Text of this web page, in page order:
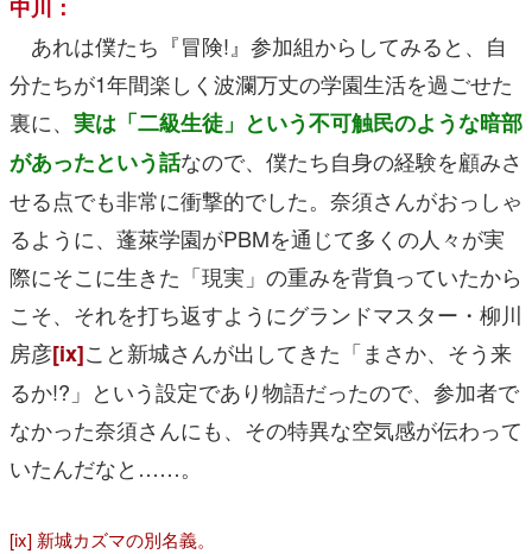
中川：
あれは僕たち『冒険!』参加組からしてみると、自
分たちが1年間楽しく波瀾万丈の学園生活を過ごせた
裏に、 実は「二級生徒」という不可触民のような暗部
があったという話なので、僕たち自身の経験を顧みさ
せる点でも非常に衝撃的でした。奈須さんがおっしゃ
るように、蓬萊学園がPBMを通じて多くの人々が実
際にそこに生きた「現実」の重みを背負っていたから
こそ、それを打ち返すようにグランドマスター・柳川
房彦[ix]こと新城さんが出してきた「まさか、そう来
るか!?」という設定であり物語だったので、参加者で
なかった奈須さんにも、その特異な空気感が伝わって
いたんだなと……。
[ix] 新城カズマの別名義。